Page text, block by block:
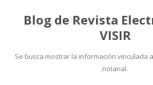
Blog de Revista
VISIR
Se busca mostrar la información vinculada
notarial.